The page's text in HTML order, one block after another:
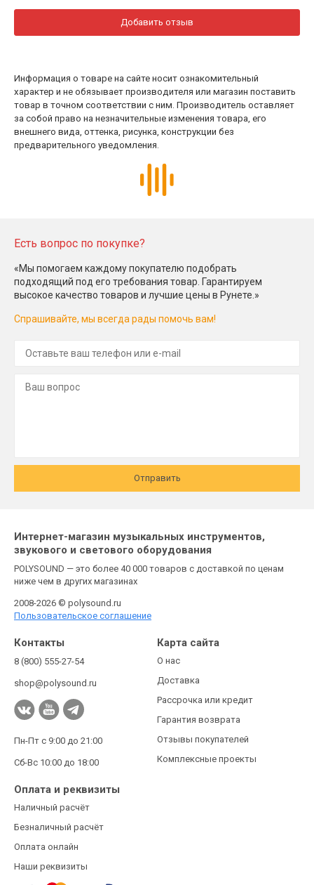
Добавить отзыв
Информация о товаре на сайте носит ознакомительный
характер и не обязывает производителя или магазин поставить
товар в точном соответствии с ним. Производитель оставляет
за собой право на незначительные изменения товара, его
внешнего вида, оттенка, рисунка, конструкции без
предварительного уведомления.
Есть вопрос по покупке?
«Мы помогаем каждому покупателю подобрать
подходящий под его требования товар. Гарантируем
высокое качество товаров и лучшие цены в Рунете.»
Спрашивайте, мы всегда рады помочь вам!
Отправить
Интернет-магазин музыкальных инструментов,
звукового и светового оборудования
POLYSOUND — это более 40 000 товаров с доставкой по ценам
ниже чем в других магазинах
2008-2026 © polysound.ru
Пользовательское соглашение
Контакты
8 (800) 555-27-54
shop@polysound.ru
Пн-Пт с 9:00 до 21:00
Сб-Вс 10:00 до 18:00
Карта сайта
О нас
Доставка
Рассрочка или кредит
Гарантия возврата
Отзывы покупателей
Комплексные проекты
Оплата и реквизиты
Наличный расчёт
Безналичный расчёт
Оплата онлайн
Наши реквизиты